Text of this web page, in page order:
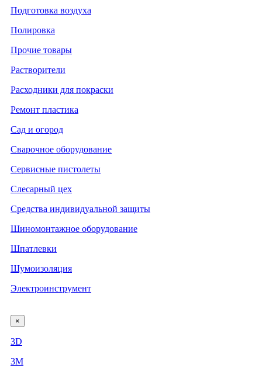
Подготовка воздуха
Полировка
Прочие товары
Растворители
Расходники для покраски
Ремонт пластика
Сад и огород
Сварочное оборудование
Сервисные пистолеты
Слесарный цех
Средства индивидуальной защиты
Шиномонтажное оборудование
Шпатлевки
Шумоизоляция
Электроинструмент
×
3D
3М